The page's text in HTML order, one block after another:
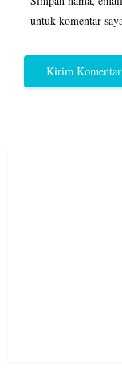
untuk komentar